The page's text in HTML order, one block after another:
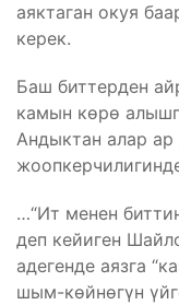
аяктаган окуя
керек.
Баш биттерден
камын көрө
Андыктан алар
…“Ит менен
деп кейиген
адегенде аязга
шым-көйнөгүн